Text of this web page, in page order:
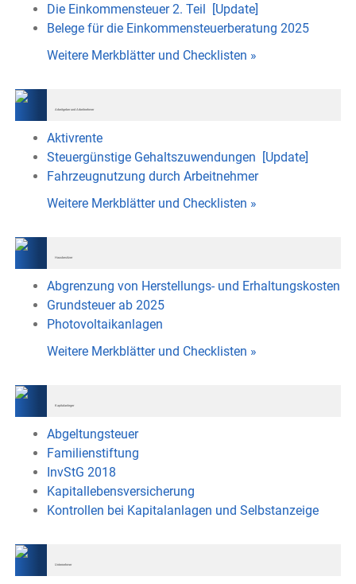
Die Einkommensteuer 2. Teil [Update]
Belege für die Einkommensteuerberatung 2025
Weitere Merkblätter und Checklisten »
Arbeitgeber und Arbeitnehmer
Aktivrente
Steuergünstige Gehaltszuwendungen [Update]
Fahrzeugnutzung durch Arbeitnehmer
Weitere Merkblätter und Checklisten »
Hausbesitzer
Abgrenzung von Herstellungs- und Erhaltungskosten
Grundsteuer ab 2025
Photovoltaikanlagen
Weitere Merkblätter und Checklisten »
Kapitalanleger
Abgeltungsteuer
Familienstiftung
InvStG 2018
Kapitallebensversicherung
Kontrollen bei Kapitalanlagen und Selbstanzeige
Unternehmer